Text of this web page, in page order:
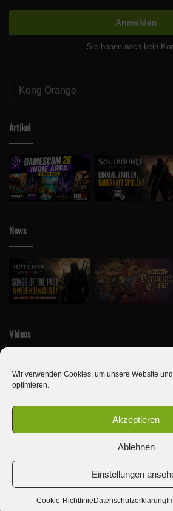
Wir verwenden Cookies, um unsere Website
optimieren.
Akzeptieren
Ablehnen
Einstellungen
Cookie-Richtlinie Datenschutzerklärung
Anmelden
Sie haben noch kein
Artikel
News
Videos
Impressum & Kontakt Team